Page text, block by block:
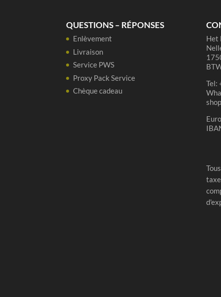
-
LIMITED
EDITION
QUESTIONS – RÉPONSES
Enlèvement
Livraison
Service PWS
Proxy Pack Service
Chèque cadeau
Het
Tel: